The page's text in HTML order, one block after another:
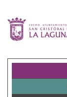
contenido
principal
página
s)
a
la
la
+
Ir
al
la
+
Ir
principal
u)